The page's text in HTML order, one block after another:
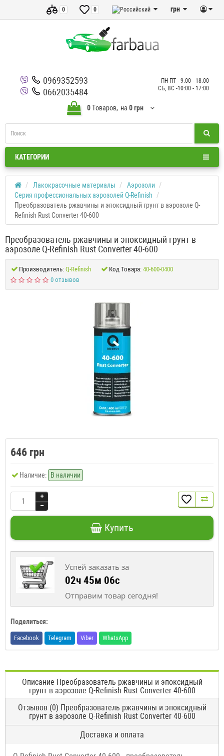
грн
0
0
0969352593
0662035484
ПН-ПТ - 9:00 - 18:00
СБ, ВС -10:00 - 17:00
0Tоваров, на 0 грн
КАТЕГОРИИ
Лакокрасочные материалы
Аэрозоли
Серия профессиональных аэрозолей Q-Refinish
Преобразователь ржавчины и эпоксидный грунт в аэрозоле Q-
Refinish Rust Converter 40-600
Преобразователь ржавчины и эпоксидный грунт в
аэрозоле Q-Refinish Rust Converter 40-600
Производитель: Q-Refinish Код Товара: 40-600-0400
0 отзывов
646 грн
Наличие: В наличии
Купить
Успей заказать за
02ч 45м 06с
Отправим товар сегодня!
Поделиться:
Facebook Telegram Viber WhatsApp
Описание Преобразователь ржавчины и эпоксидный
грунт в аэрозоле Q-Refinish Rust Converter 40-600
Отзывов (0) Преобразователь ржавчины и эпоксидный
грунт в аэрозоле Q-Refinish Rust Converter 40-600
Доставка и оплата